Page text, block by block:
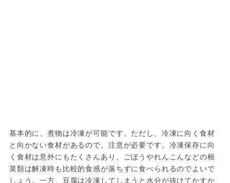
基本的に、煮物は冷凍が可能です。ただし、冷凍に向く食材
と向かない食材があるので、注意が必要です。冷凍保存に向
く食材は意外にもたくさんあり、ごぼうやれんこんなどの根
菜類は解凍時も比較的食感が落ちずに食べられるのでよいで
しょう。一方、豆腐は冷凍してしまうと水分が抜けてかすか